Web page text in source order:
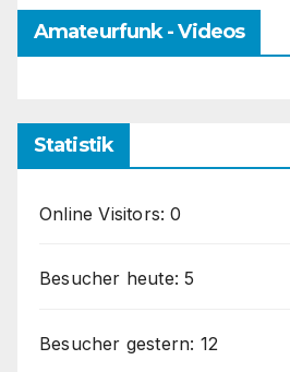
Amateurfunk - Videos
Statistik
Online Visitors:0
Besucher heute:5
Besucher gestern: 12